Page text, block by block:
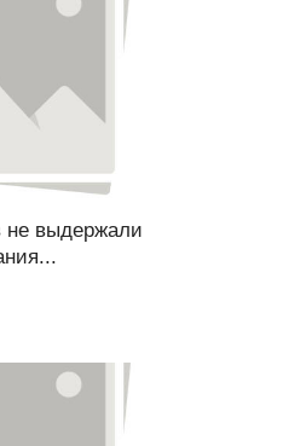
не выдержали